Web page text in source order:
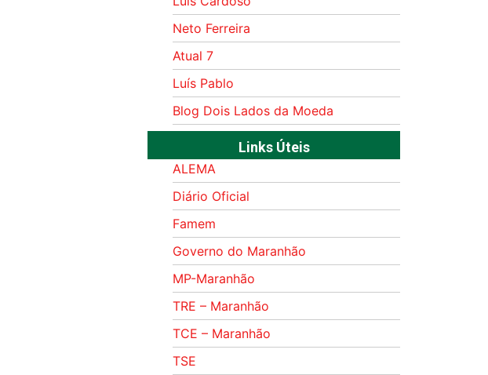
Neto Ferreira
Atual 7
Luís Pablo
Blog Dois Lados da Moeda
Links Úteis
ALEMA
Diário Oficial
Famem
Governo do Maranhão
MP-Maranhão
TRE – Maranhão
TCE – Maranhão
TSE